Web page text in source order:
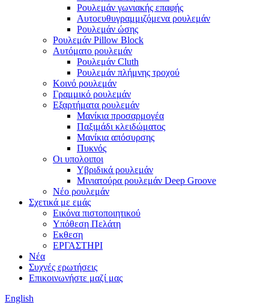
Ρουλεμάν γωνιακής επαφής
Αυτοευθυγραμμιζόμενα ρουλεμάν
Ρουλεμάν ώσης
Ρουλεμάν Pillow Block
Αυτόματο ρουλεμάν
Ρουλεμάν Cluth
Ρουλεμάν πλήμνης τροχού
Κοινό ρουλεμάν
Γραμμικό ρουλεμάν
Εξαρτήματα ρουλεμάν
Μανίκια προσαρμογέα
Παξιμάδι κλειδώματος
Μανίκια απόσυρσης
Πυκνός
Οι υπολοιποι
Υβριδικά ρουλεμάν
Μινιατούρα ρουλεμάν Deep Groove
Νέο ρουλεμάν
Σχετικά με εμάς
Εικόνα πιστοποιητικού
Υπόθεση Πελάτη
Εκθεση
ΕΡΓΑΣΤΗΡΙ
Νέα
Συχνές ερωτήσεις
Επικοινωνήστε μαζί μας
English